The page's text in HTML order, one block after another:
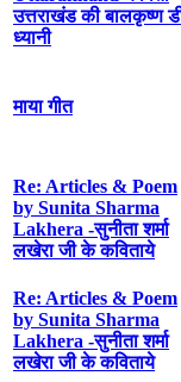
उत्तराखंड की बालकृष्ण
ध्यानी
माया गीत
Re: Articles & Poem
by Sunita Sharma
Lakhera -सुनीता शर्मा
लखेरा जी के कविताये
Re: Articles & Poem
by Sunita Sharma
Lakhera -सुनीता शर्मा
लखेरा जी के कविताये